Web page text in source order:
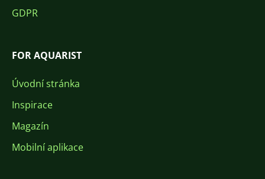
GDPR
FOR AQUARIST
Úvodní stránka
Inspirace
Magazín
Mobilní aplikace